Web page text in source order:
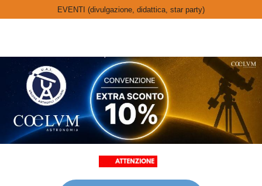
EVENTI (divulgazione, didattica, star party)